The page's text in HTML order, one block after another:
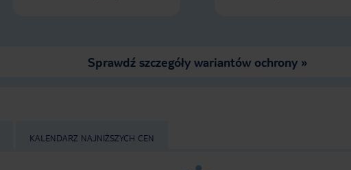
Sprawdź szczegóły wariantów ochrony »
KALENDARZ NAJNIŻSZYCH CEN